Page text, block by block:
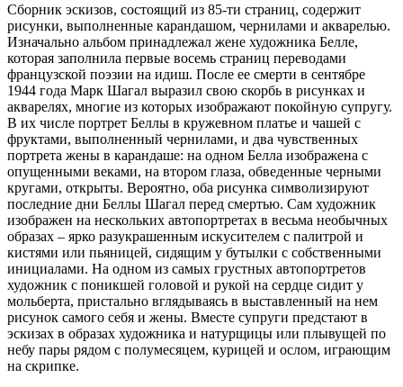
Сборник эскизов, состоящий из 85-ти страниц, содержит
рисунки, выполненные карандашом, чернилами и акварелью.
Изначально альбом принадлежал жене художника Белле,
которая заполнила первые восемь страниц переводами
французской поэзии на идиш. После ее смерти в сентябре
1944 года Марк Шагал выразил свою скорбь в рисунках и
акварелях, многие из которых изображают покойную супругу.
В их числе портрет Беллы в кружевном платье и чашей с
фруктами, выполненный чернилами, и два чувственных
портрета жены в карандаше: на одном Белла изображена с
опущенными веками, на втором глаза, обведенные черными
кругами, открыты. Вероятно, оба рисунка символизируют
последние дни Беллы Шагал перед смертью. Сам художник
изображен на нескольких автопортретах в весьма необычных
образах – ярко разукрашенным искусителем с палитрой и
кистями или пьяницей, сидящим у бутылки с собственными
инициалами. На одном из самых грустных автопортретов
художник с поникшей головой и рукой на сердце сидит у
мольберта, пристально вглядываясь в выставленный на нем
рисунок самого себя и жены. Вместе супруги предстают в
эскизах в образах художника и натурщицы или плывущей по
небу пары рядом с полумесяцем, курицей и ослом, играющим
на скрипке.